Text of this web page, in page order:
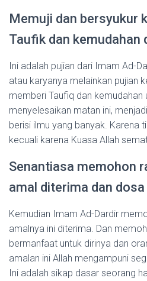
Memuji dan bersyukur
Taufik dan kemudahan
Ini adalah pujian dari Imam Ad-
atau karyanya melainkan pujian
memberi Taufiq dan kemudahan
menyelesaikan matan ini,
berisi ilmu yang banyak. Karena
kecuali karena Kuasa Allah
Senantiasa memohon
amal diterima dan
Kemudian Imam Ad-Dardir
amalnya ini diterima. Dan
bermanfaat untuk dirinya dan
amalan ini Allah mengampuni
Ini adalah sikap dasar seorang